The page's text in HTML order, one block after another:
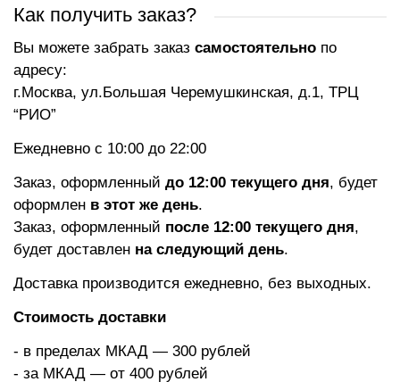
Как получить заказ?
Вы можете забрать заказ самостоятельно по
адресу:
г.Москва, ул.Большая Черемушкинская, д.1, ТРЦ
“РИО”
Ежедневно с 10:00 до 22:00
Заказ, оформленный до 12:00 текущего дня, будет
оформлен в этот же день.
Заказ, оформленный после 12:00 текущего дня,
будет доставлен на следующий день.
Доставка производится ежедневно, без выходных.
Стоимость доставки
- в пределах МКАД — 300 рублей
- за МКАД — от 400 рублей